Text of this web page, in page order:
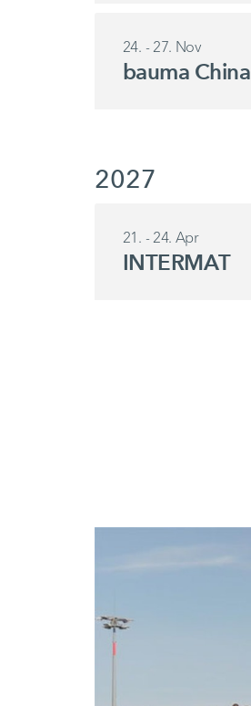
24. - 27. Nov
bauma China
2027
21. - 24. Apr
INTERMAT